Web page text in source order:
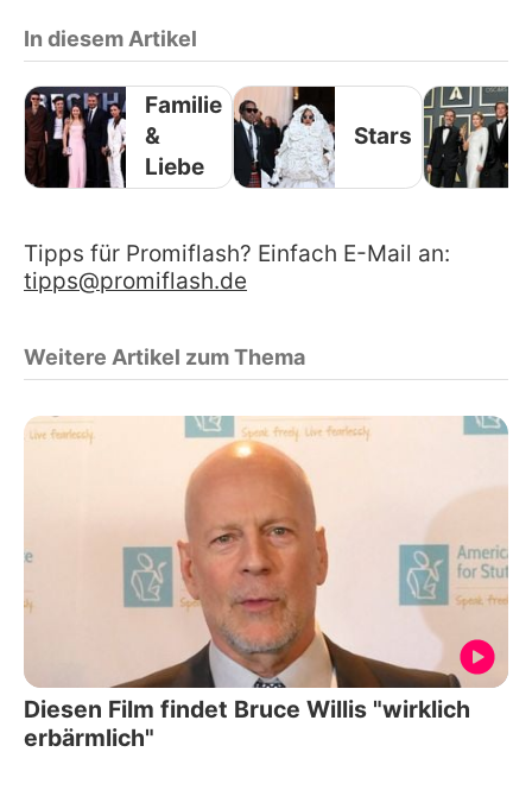
In diesem Artikel
Familie
&
Liebe
Stars
Tipps für Promiflash? Einfach E-Mail an:
tipps@promiflash.de
Weitere Artikel zum Thema
Diesen Film findet Bruce Willis "wirklich
erbärmlich"